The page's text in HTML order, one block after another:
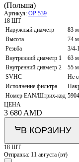
(Польша)
Артикул: OP 539
18 ШТ
Наружный диаметр
83
Высота
74
Резьба
3/4-
Внутренний диаметр 1
63
Внутренний диаметр 2
55
SVHC
Не
Исполнение фильтра
Номер EAN/Штрих-код
ЦЕНА
3 680 AMD
В КОРЗИНУ
18 ШТ
Отправка: 11 августа (вт)